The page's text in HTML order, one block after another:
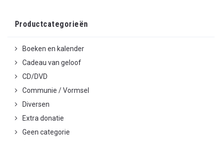
Productcategorieën
Boeken en kalender
Cadeau van geloof
CD/DVD
Communie / Vormsel
Diversen
Extra donatie
Geen categorie